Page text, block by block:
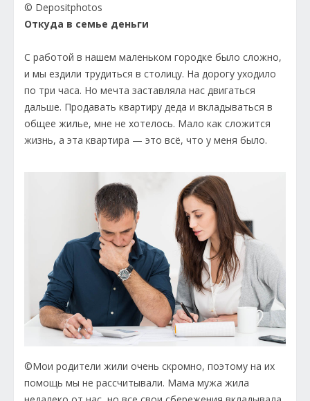
© Depositphotos
Откуда в семье деньги
С работой в нашем маленьком городке было сложно,
и мы ездили трудиться в столицу. На дорогу уходило
по три часа. Но мечта заставляла нас двигаться
дальше. Продавать квартиру деда и вкладываться в
общее жилье, мне не хотелось. Мало как сложится
жизнь, а эта квартира — это всё, что у меня было.
©Мои родители жили очень скромно, поэтому на их
помощь мы не рассчитывали. Мама мужа жила